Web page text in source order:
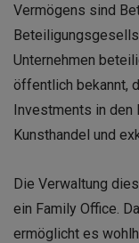
Vermögens sind
Unternehmen
öffentlich bekannt,
Investments in den
Kunsthandel und
Die Verwaltung
ein Family Office.
ermöglicht es